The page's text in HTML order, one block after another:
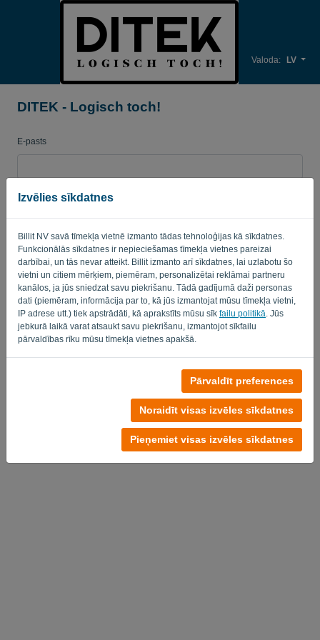
Izvēlies sīkdatnes
Billit NV savā tīmekļa vietnē izmanto tādas tehnoloģijas kā sīkdatnes.
Funkcionālās sīkdatnes ir nepieciešamas tīmekļa vietnes pareizai
darbībai, un tās nevar atteikt. Billit izmanto arī sīkdatnes, lai uzlabotu šo
vietni un citiem mērķiem, piemēram, personalizētai reklāmai partneru
kanālos, ja jūs sniedzat savu piekrišanu. Tādā gadījumā daži personas
dati (piemēram, informācija par to, kā jūs izmantojat mūsu tīmekļa vietni,
IP adrese utt.) tiek apstrādāti, kā aprakstīts mūsu sīk failu politikā . Jūs
jebkurā laikā varat atsaukt savu piekrišanu, izmantojot sīkfailu
pārvaldības rīku mūsu tīmekļa vietnes apakšā.
Pārvaldīt preferences
Noraidīt visas izvēles sīkdatnes
Pieņemiet visas izvēles sīkdatnes
Valoda: LV
DITEK - Logisch toch!
E-pasts
Parole
Atgādināt Aizmirsta parole?
PIERAKSTĪTIES
Noteikumi un nosacījumi